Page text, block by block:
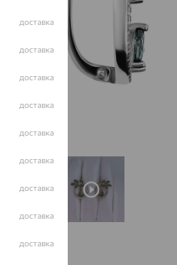
доставка
доставка
доставка
доставка
доставка
доставка
доставка
доставка
доставка